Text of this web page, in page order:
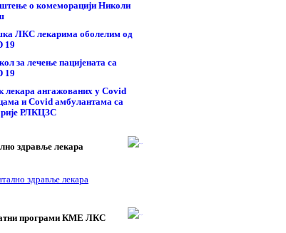
о комеморацији Николи
ЛКС лекарима оболелим од
19
за лечење пацијената са
19
лекара ангажованих у Covid
и Covid амбулантама са
РЛКЦЗС
здравље лекара
програми КМЕ ЛКС